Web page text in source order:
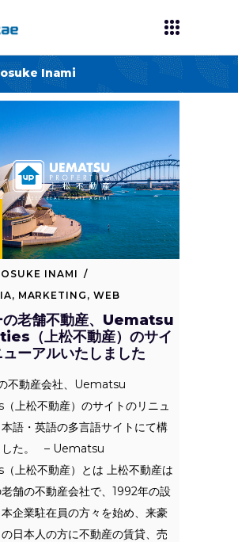
Inami
INAMI
, MARKETING ,WEB
の老舗不動産、Uematsu
（上松不動産）のサイ
ューアルいたしました
不動産会社、Uematsu
上松不動産）のサイトのリニュ
語・英語の多言語サイトにて構
した。 – Uematsu
上松不動産）とは 上松不動産は
舗の不動産会社で、1992年の設
企業駐在員の方々を始め、来豪
日本人の方に不動産の賃貸、売